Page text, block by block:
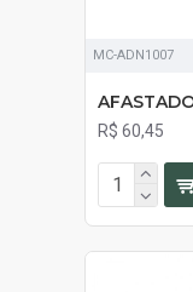
MC-ADN1007
R$ 60,45